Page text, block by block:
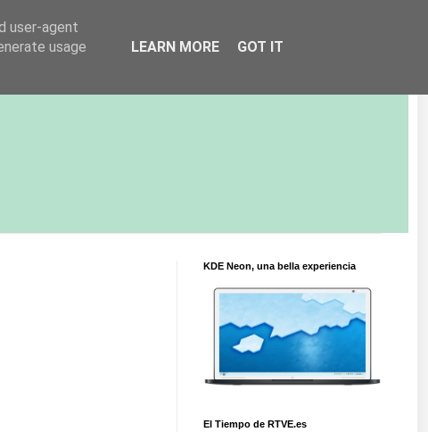
KDE Neon, una bella experiencia
El Tiempo de RTVE.es
user-agent
usage
LEARN MORE GOT IT